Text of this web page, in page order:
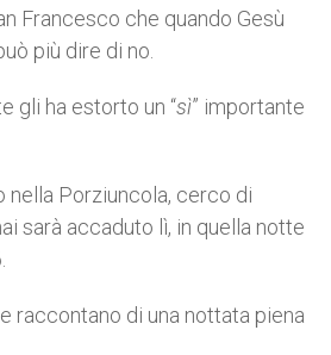
Francesco che quando Gesù
più dire di no.
gli ha estorto un “sì” importante
nella Porziuncola, cerco di
sarà accaduto lì, in quella notte
raccontano di una nottata piena